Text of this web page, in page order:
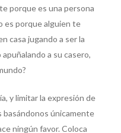
porque es una persona
es porque alguien te
casa jugando a ser la
a su casero,
y limitar la expresión de
basándonos únicamente
ningún favor. Coloca